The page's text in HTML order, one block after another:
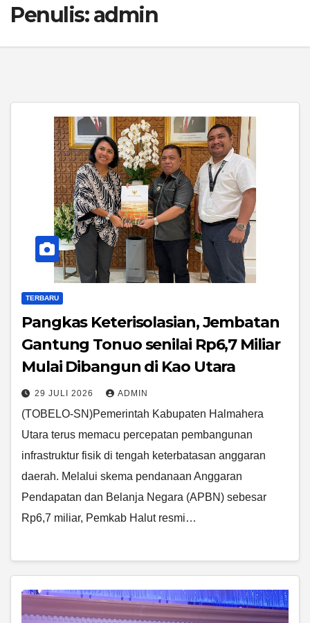
Penulis:admin
TERBARU
Pangkas Keterisolasian, Jembatan
Gantung Tonuo senilai Rp6,7 Miliar
Mulai Dibangun di Kao Utara
29 JULI 2026 ADMIN
(TOBELO-SN)Pemerintah Kabupaten Halmahera
Utara terus memacu percepatan pembangunan
infrastruktur fisik di tengah keterbatasan anggaran
daerah. Melalui skema pendanaan Anggaran
Pendapatan dan Belanja Negara (APBN) sebesar
Rp6,7 miliar, Pemkab Halut resmi…